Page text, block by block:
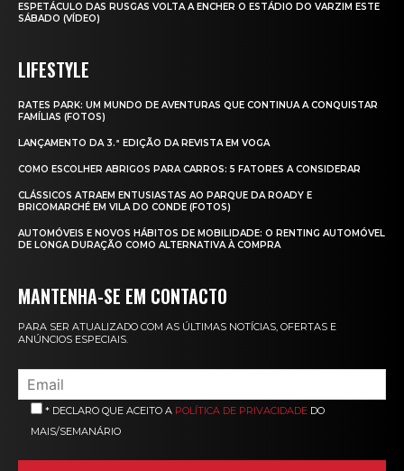
ESPETÁCULO DAS RUSGAS VOLTA A ENCHER O ESTÁDIO DO VARZIM ESTE
SÁBADO (VÍDEO)
LIFESTYLE
RATES PARK: UM MUNDO DE AVENTURAS QUE CONTINUA A CONQUISTAR
FAMÍLIAS (FOTOS)
LANÇAMENTO DA 3.ª EDIÇÃO DA REVISTA EM VOGA
COMO ESCOLHER ABRIGOS PARA CARROS: 5 FATORES A CONSIDERAR
CLÁSSICOS ATRAEM ENTUSIASTAS AO PARQUE DA ROADY E
BRICOMARCHÉ EM VILA DO CONDE (FOTOS)
AUTOMÓVEIS E NOVOS HÁBITOS DE MOBILIDADE: O RENTING AUTOMÓVEL
DE LONGA DURAÇÃO COMO ALTERNATIVA À COMPRA
MANTENHA-SE EM CONTACTO
PARA SER ATUALIZADO COM AS ÚLTIMAS NOTÍCIAS, OFERTAS E
ANÚNCIOS ESPECIAIS.
* DECLARO QUE ACEITO A POLÍTICA DE PRIVACIDADE DO
MAIS/SEMANÁRIO